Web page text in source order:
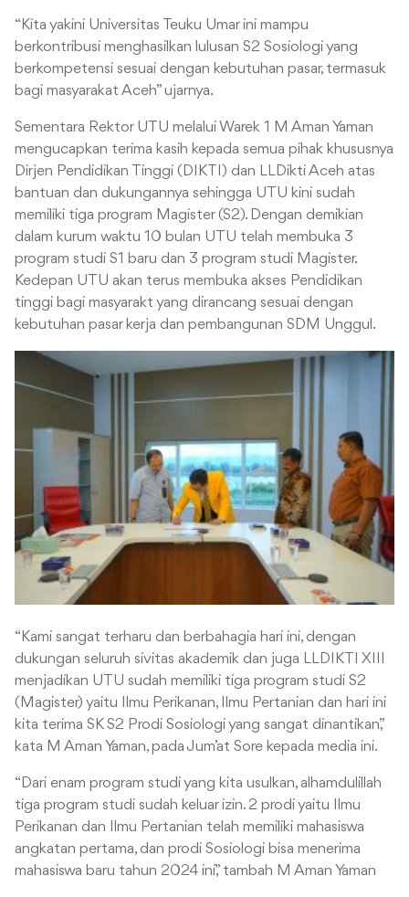
“Kita yakini Universitas Teuku Umar ini mampu
berkontribusi menghasilkan lulusan S2 Sosiologi yang
berkompetensi sesuai dengan kebutuhan pasar, termasuk
bagi masyarakat Aceh” ujarnya.
Sementara Rektor UTU melalui Warek 1 M Aman Yaman
mengucapkan terima kasih kepada semua pihak khususnya
Dirjen Pendidikan Tinggi (DIKTI) dan LLDikti Aceh atas
bantuan dan dukungannya sehingga UTU kini sudah
memiliki tiga program Magister (S2). Dengan demikian
dalam kurum waktu 10 bulan UTU telah membuka 3
program studi S1 baru dan 3 program studi Magister.
Kedepan UTU akan terus membuka akses Pendidikan
tinggi bagi masyarakt yang dirancang sesuai dengan
kebutuhan pasar kerja dan pembangunan SDM Unggul.
“Kami sangat terharu dan berbahagia hari ini, dengan
dukungan seluruh sivitas akademik dan juga LLDIKTI XIII
menjadikan UTU sudah memiliki tiga program studi S2
(Magister) yaitu Ilmu Perikanan, Ilmu Pertanian dan hari ini
kita terima SK S2 Prodi Sosiologi yang sangat dinantikan,”
kata M Aman Yaman, pada Jum’at Sore kepada media ini.
“Dari enam program studi yang kita usulkan, alhamdulillah
tiga program studi sudah keluar izin. 2 prodi yaitu Ilmu
Perikanan dan Ilmu Pertanian telah memiliki mahasiswa
angkatan pertama, dan prodi Sosiologi bisa menerima
mahasiswa baru tahun 2024 ini,” tambah M Aman Yaman